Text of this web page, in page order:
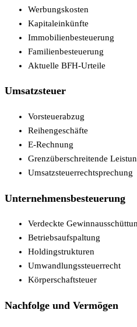
Werbungskosten
Kapitaleinkünfte
Immobilienbesteuerung
Familienbesteuerung
Aktuelle BFH-Urteile
Umsatzsteuer
Vorsteuerabzug
Reihengeschäfte
E-Rechnung
Grenzüberschreitende
Umsatzsteuerrechtsprechung
Unternehmensbesteuerung
Verdeckte
Betriebsaufspaltung
Holdingstrukturen
Umwandlungssteuerrecht
Körperschaftsteuer
Nachfolge und Vermögen